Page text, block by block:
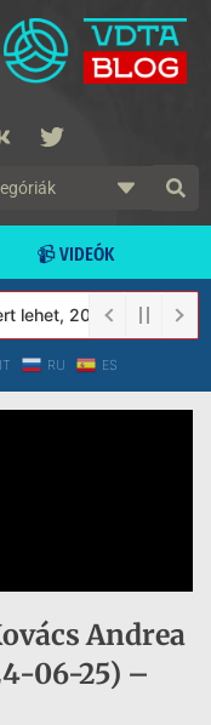
📹 VIDEÓK
2023-tól a Védett
IT RU ES
Andrea
06-25) –